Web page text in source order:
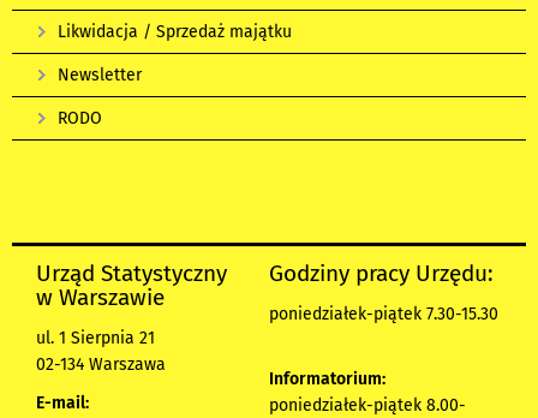
Likwidacja / Sprzedaż majątku
Newsletter
RODO
Urząd Statystyczny
w Warszawie
ul. 1 Sierpnia 21
02-134 Warszawa
E-mail:
Godziny pracy Urzędu:
poniedziałek-piątek 7.30-15.30
Informatorium:
poniedziałek-piątek 8.00-